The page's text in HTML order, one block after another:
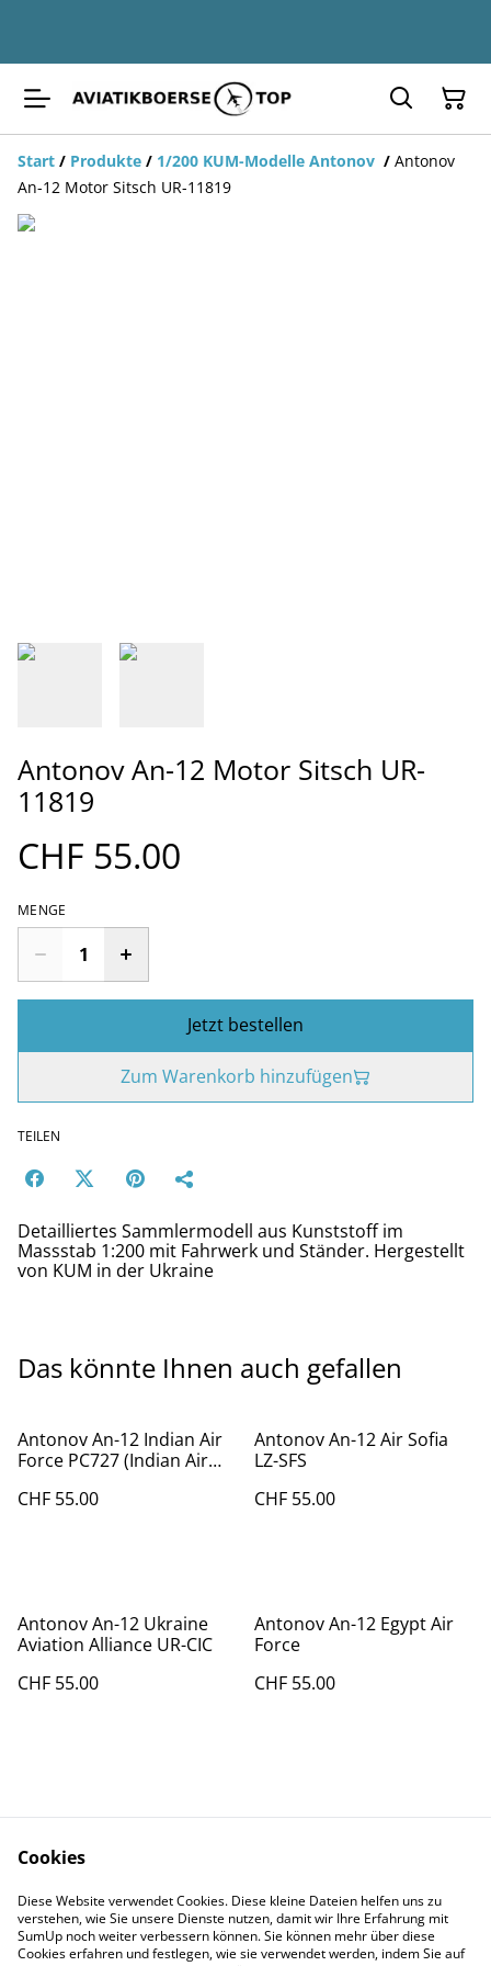
Start / Produkte / 1/200 KUM-Modelle Antonov / Antonov
An-12 Motor Sitsch UR-11819
Antonov An-12 Motor Sitsch UR-
11819
CHF 55.00
MENGE
Jetzt bestellen
Zum Warenkorb hinzufügen
TEILEN
Detailliertes Sammlermodell aus Kunststoff im
Massstab 1:200 mit Fahrwerk und Ständer. Hergestellt
von KUM in der Ukraine
Das könnte Ihnen auch gefallen
Antonov An-12 Indian Air
Force PC727 (Indian Air
CHF 55.00
Antonov An-12 Air Sofia
LZ-SFS
CHF 55.00
Antonov An-12 Ukraine
Aviation Alliance UR-CIC
CHF 55.00
Antonov An-12 Egypt Air
Force
CHF 55.00
Datenschutz
Cookie Policy
Impressum
Cookies
Diese Website verwendet Cookies. Diese kleine Dateien helfen uns zu
verstehen, wie Sie unsere Dienste nutzen, damit wir Ihre Erfahrung mit
SumUp noch weiter verbessern können. Sie können mehr über diese
Cookies erfahren und festlegen, wie sie verwendet werden, indem Sie auf